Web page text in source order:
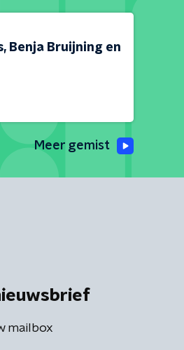
Benja Bruijning en
Meer gemist
mailbox